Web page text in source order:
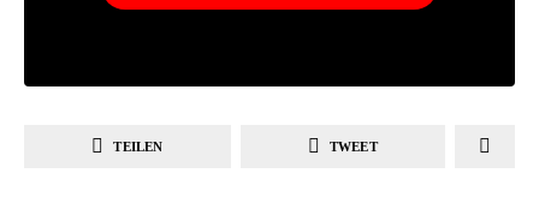
TEILEN TWEET